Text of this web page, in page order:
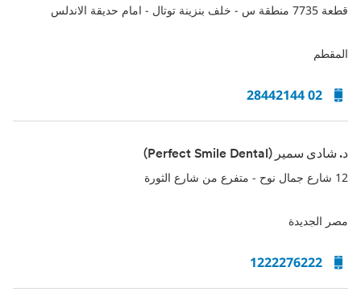
قطعة 7735 منطقة س - خلف بنزينة توتال - امام حديقة الاندلس
المقطم
02 28442144
د. شادى سمير (Perfect Smile Dental)
12 شارع جمال نوح - متفرع من شارع الثورة
مصر الجديدة
1222276222